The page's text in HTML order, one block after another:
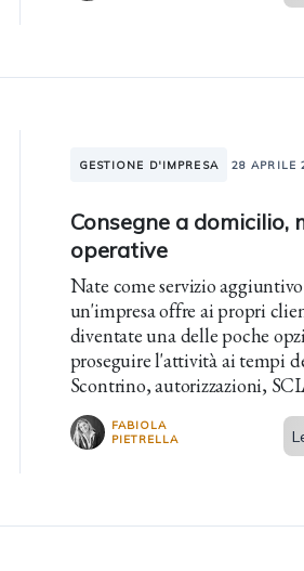
GESTIONE D'IMPRESA 28 APRILE
Consegne a domicilio,
operative
Nate come servizio
un'impresa offre ai propri
diventate una delle poche
proseguire l'attività ai tempi
Scontrino, autorizzazioni,
principali aspetti fiscali.
FABIOLA
PIETRELLA